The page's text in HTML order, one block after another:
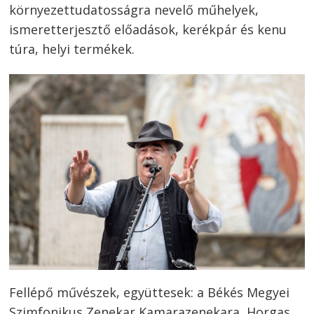
környezettudatosságra nevelő műhelyek,
ismeretterjesztő előadások, kerékpár és kenu
túra, helyi termékek.
Fellépő művészek, együttesek: a Békés Megyei
Bejegyzés
navigáció